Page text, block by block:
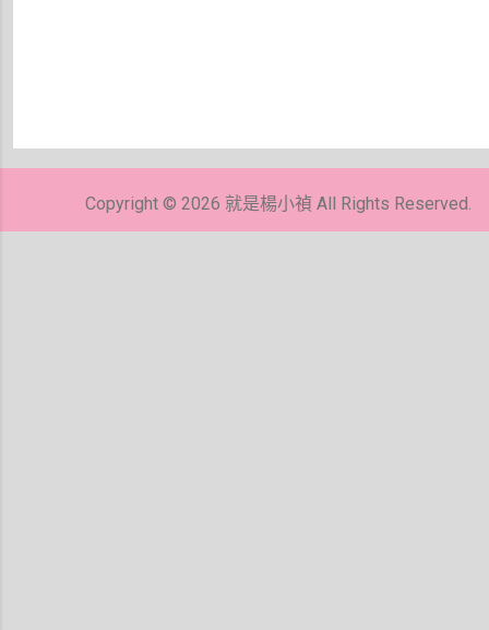
貼
Copyright © 2026 就是楊小禎 All Rights Reserved.